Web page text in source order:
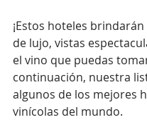
¡Estos hoteles
de lujo, vistas
el vino que puedas
continuación, nuestra
algunos de los mejores
vinícolas del mundo.